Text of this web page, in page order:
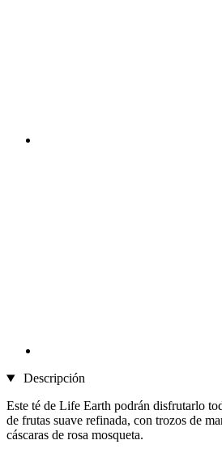
Descripción
Este té de Life Earth podrán disfrutarlo
de frutas suave refinada, con trozos de
cáscaras de rosa mosqueta.